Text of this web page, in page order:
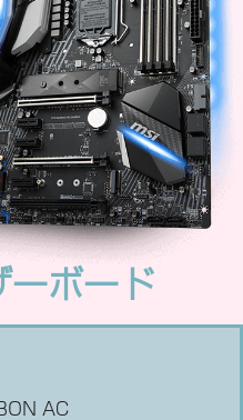
ボード
AC